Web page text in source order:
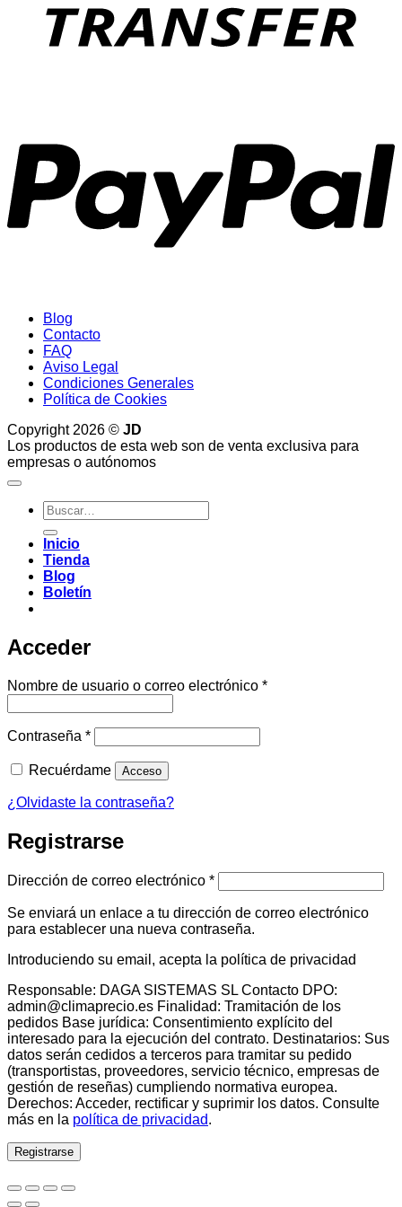
Blog
Contacto
FAQ
Aviso Legal
Condiciones Generales
Política de Cookies
Copyright 2026 © JD
Los productos de esta web son de venta exclusiva para
empresas o autónomos
Buscar
por:
Inicio
Tienda
Blog
Boletín
Acceder
Nombre de usuario o correo electrónico *Obligatorio
Contraseña *Obligatorio
Recuérdame Acceso
¿Olvidaste la contraseña?
Registrarse
Dirección de correo electrónico *Obligatorio
Se enviará un enlace a tu dirección de correo electrónico
para establecer una nueva contraseña.
Introduciendo su email, acepta la política de privacidad
Responsable: DAGA SISTEMAS SL Contacto DPO:
admin@climaprecio.es Finalidad: Tramitación de los
pedidos Base jurídica: Consentimiento explícito del
interesado para la ejecución del contrato. Destinatarios: Sus
datos serán cedidos a terceros para tramitar su pedido
(transportistas, proveedores, servicio técnico, empresas de
gestión de reseñas) cumpliendo normativa europea.
Derechos: Acceder, rectificar y suprimir los datos. Consulte
más en la política de privacidad.
Registrarse